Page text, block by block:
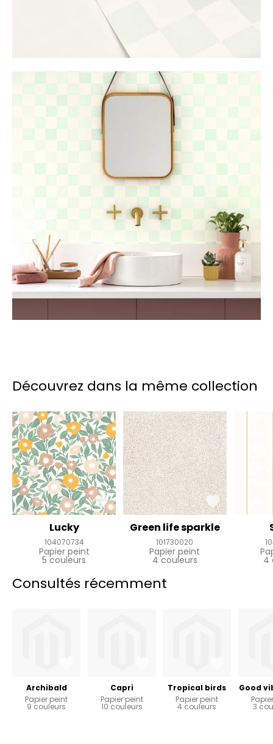
Découvrez dans la même collection
Lucky
104070734
Papier peint
5 couleurs
Green life sparkle
101730020
Papier peint
4 couleurs 4
Consultés récemment
Archibald
Papier peint
9 couleurs
Capri
Papier peint
10 couleurs
Tropical birds
Papier peint
4 couleurs
Good
3